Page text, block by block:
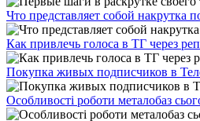
Что представляет собой накрутка
Как привлечь голоса в ТГ через
Покупка живых подписчиков в
Особливості роботи металобаз